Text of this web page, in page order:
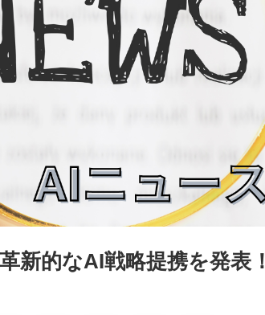
新的なAI戦略提携を発表